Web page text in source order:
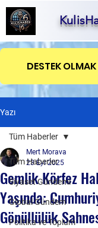
DESTEK
Yazı
Tüm Haberler
Siyaset Gündemi
Global Gündem
Politika ve Toplum
Tüm Haberler
Gemlik Körfez
Yaşında:
Gönüllülük
Mert Morava
23 Eyl 2025